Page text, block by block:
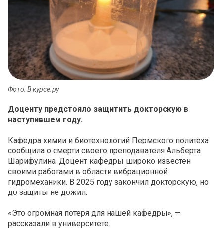
Фото: В курсе.ру
Доценту предстояло защитить докторскую в
наступившем году.
Кафедра химии и биотехнологий Пермского политеха
сообщила о смерти своего преподавателя Альберта
Шарифулина. Доцент кафедры широко известен
своими работами в области вибрационной
гидромеханики. В 2025 году закончил докторскую, но
до защиты не дожил.
«Это огромная потеря для нашей кафедры», —
рассказали в университете.